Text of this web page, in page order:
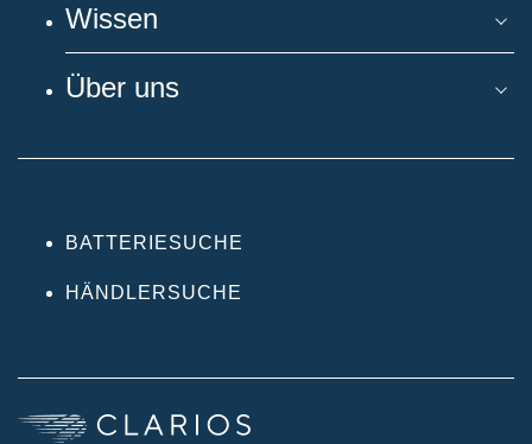
Wissen
Über uns
BATTERIESUCHE
HÄNDLERSUCHE